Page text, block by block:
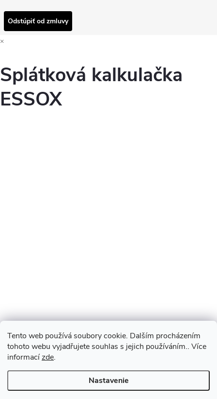
Tento web používá soubory cookie. Dalším procházením
tohoto webu vyjadřujete souhlas s jejich používáním.. Více
informacízde.
Nastavenie
Odstúpiť od zmluvy
×
Splátková kalkulačka
ESSOX